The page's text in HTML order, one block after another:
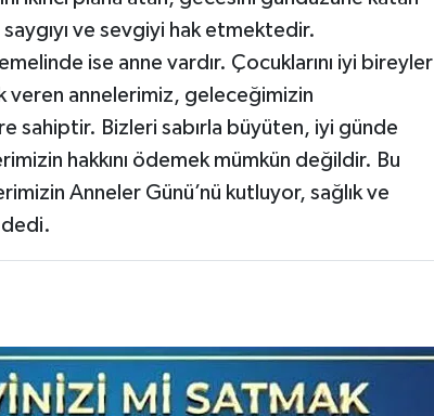
ve sevgiyi hak etmektedir.
ise anne vardır. Çocuklarını iyi bireyler
veren annelerimiz, geleceğimizin
sahiptir. Bizleri sabırla büyüten, iyi günde
hakkını ödemek mümkün değildir. Bu
Anneler Günü’nü kutluyor, sağlık ve